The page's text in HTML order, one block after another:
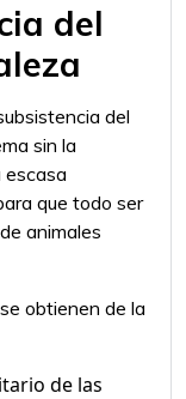
del
del
sin la
escasa
que todo ser
animales
obtienen de la
de las